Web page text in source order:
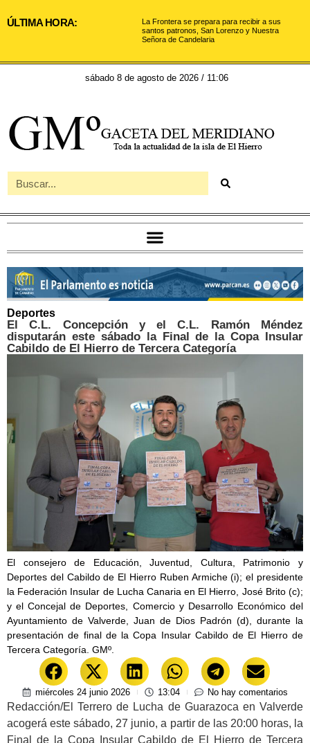
ÚLTIMA HORA:
La Frontera se prepara para recibir a sus
santos patronos, San Lorenzo y Nuestra
Señora de Candelaria
sábado 8 de agosto de 2026 / 11:06
Deportes
El C.L. Concepción y el C.L. Ramón Méndez
disputarán este sábado la Final de la Copa Insular
Cabildo de El Hierro de Tercera Categoría
El consejero de Educación, Juventud, Cultura, Patrimonio y
Deportes del Cabildo de El Hierro Ruben Armiche (i); el presidente
la Federación Insular de Lucha Canaria en El Hierro, José Brito (c);
y el Concejal de Deportes, Comercio y Desarrollo Económico del
Ayuntamiento de Valverde, Juan de Dios Padrón (d), durante la
presentación de final de la Copa Insular Cabildo de El Hierro de
Tercera Categoría. GMº.
miércoles 24 junio 2026 13:04 No hay comentarios
Redacción/El Terrero de Lucha de Guarazoca en Valverde
acogerá este sábado, 27 junio, a partir de las 20:00 horas, la
Final de la Copa Insular Cabildo de El Hierro de Tercera